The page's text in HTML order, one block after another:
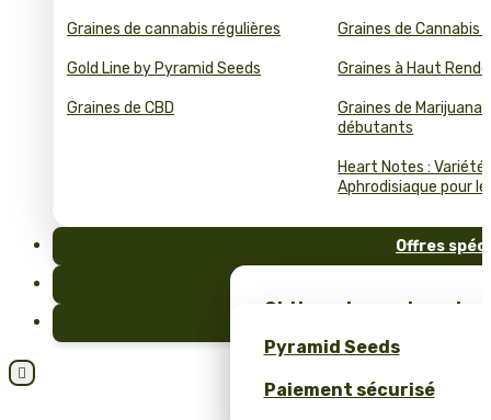
Graines de cannabis régulières
Gold Line by Pyramid Seeds
Graines de CBD
Graines de Cannabis
Graines à Haut
Graines de Marijuana
débutants
Heart Notes :
Aphrodisiaque pour le
Offres
Obtiens des graines de
Pyramid Seeds !
Obtenez 10 % de
Pyramid Seeds
Paiement sécurisé
